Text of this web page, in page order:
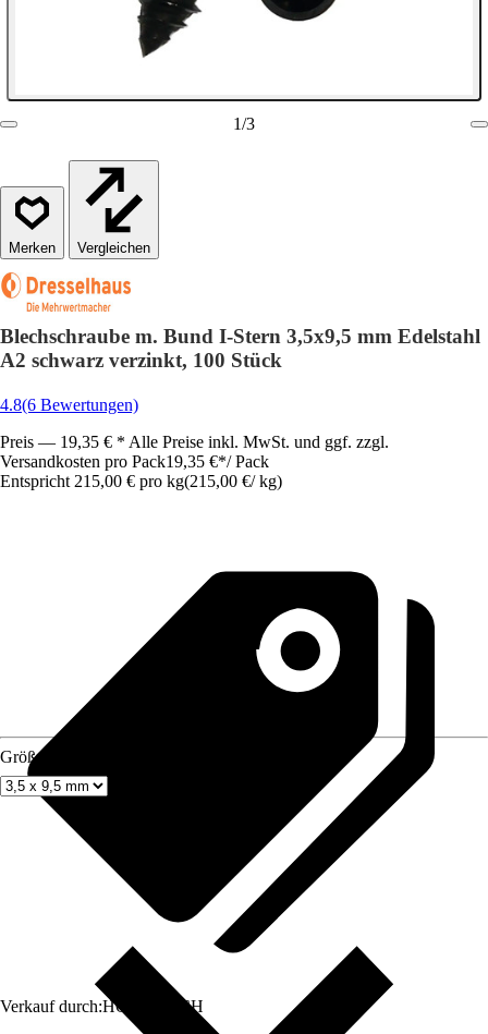
1/3
Vergleichen
Blechschraube m. Bund I-Stern 3,5x9,5 mm Edelstahl
A2 schwarz verzinkt, 100 Stück
4.8(6 Bewertungen)
Preis — 19,35 € * Alle Preise inkl. MwSt. und ggf. zzgl.
Versandkosten pro Pack19,35 €*/ Pack
Entspricht 215,00 € pro kg(215,00 €/ kg)
Verkauf durch:HORNBACH
Größe